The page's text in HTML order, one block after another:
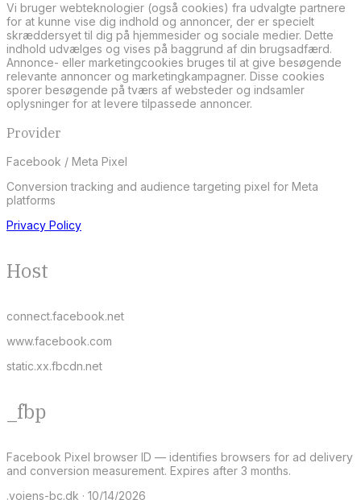
Vi bruger webteknologier (også cookies) fra udvalgte partnere
for at kunne vise dig indhold og annoncer, der er specielt
skræddersyet til dig på hjemmesider og sociale medier. Dette
indhold udvælges og vises på baggrund af din brugsadfærd.
Annonce- eller marketingcookies bruges til at give besøgende
relevante annoncer og marketingkampagner. Disse cookies
sporer besøgende på tværs af websteder og indsamler
oplysninger for at levere tilpassede annoncer.
Provider
Facebook / Meta Pixel
Conversion tracking and audience targeting pixel for Meta
platforms
Privacy Policy
Host
connect.facebook.net
www.facebook.com
static.xx.fbcdn.net
_fbp
Facebook Pixel browser ID — identifies browsers for ad delivery
and conversion measurement. Expires after 3 months.
.vojens-bc.dk · 10/14/2026